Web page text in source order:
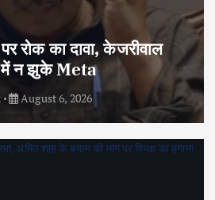
रोक का दावा, केजरीवाल
में न झुके Meta
August 6, 2026